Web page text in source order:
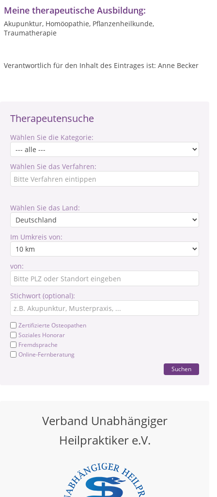
Therapeutensuche
Wählen Sie die Kategorie:
Wählen Sie das Verfahren:
Wählen Sie das Land:
Im Umkreis von:
von:
Stichwort (optional):
Zertifizierte Osteopathen
Soziales Honorar
Fremdsprache
Online-Fernberatung
Suchen
Verband Unabhängiger
Heilpraktiker e.V.
Meine therapeutische Ausbildung:
Akupunktur, Homöopathie, Pflanzenheilkunde,
Traumatherapie
Verantwortlich für den Inhalt des Eintrages ist: Anne Becker